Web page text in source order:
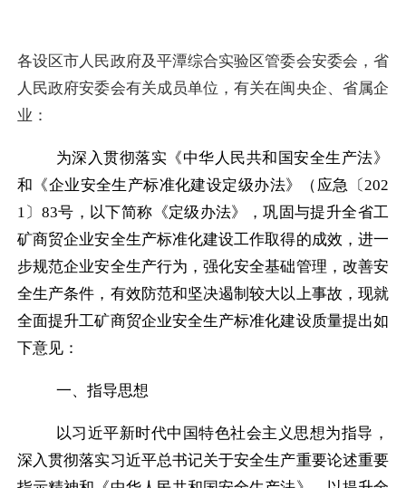
各设区市人民政府及平潭综合实验区管委会安委会，省
人民政府安委会有关成员单位，有关在闽央企、省属企
业 ：
为深入贯彻落实《中华人民共和国安全生产法》
和《企业安全生产标准化建设定级办法》（应急〔 202
1 〕 83号，以下简称《定级办法》，巩固与提升全省工
矿商贸企业安全生产标准化建设工作取得的成效，进一
步规范企业安全生产行为，强化安全基础管理，改善安
全生产条件，有效防范和坚决遏制较大以上事故，现就
全面提升工矿商贸企业安全生产标准化建设质量提出如
下意见：
一、指导思想
以习近平新时代中国特色社会主义思想为指导，
深入贯彻落实习近平总书记关于安全生产重要论述重要